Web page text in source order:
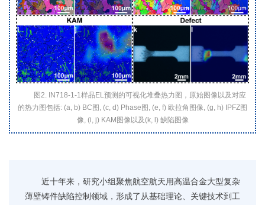
图2. IN718-1-1样品EL预测的可视化堆叠热力图，原始图像以及对应
的热力图包括: (a, b) BC图, (c, d) Phase图, (e, f) 欧拉角图像, (g, h) IPFZ图
像, (i, j) KAM图像以及(k, l) 缺陷图像
近十年来，研究小组聚焦航空航天用高温合金大型复杂
薄壁铸件缺陷控制领域，形成了从基础理论、关键技术到工